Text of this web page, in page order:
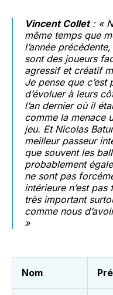
Vincent Collet: «
même temps que
l’année
sont des joueurs
agressif et créatif
Je pense que
d’évoluer à leurs
l’an dernier où il
comme la menace
jeu. Et Nicolas
meilleur passeur
que souvent les
probablement
ne sont pas
intérieure n’est
très important
comme nous
»
Nom